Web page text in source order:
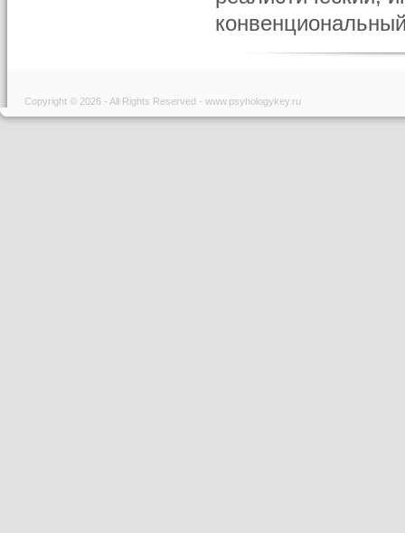
Copyright © 2026 - All Rights Reserved - www.psyhologykey.ru